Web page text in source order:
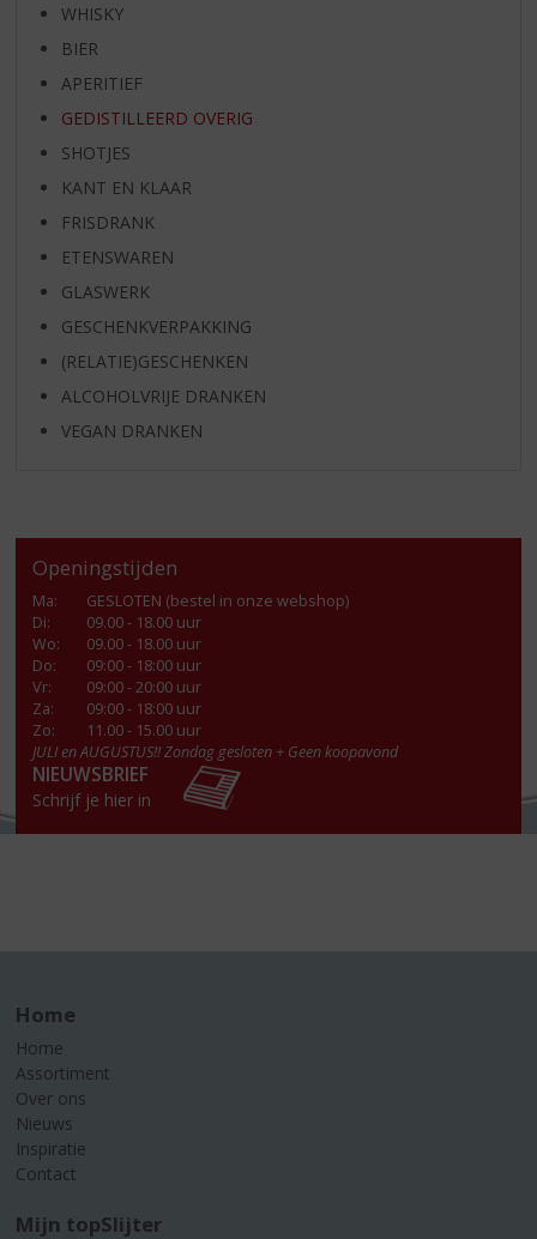
WHISKY
BIER
APERITIEF
GEDISTILLEERD OVERIG
SHOTJES
KANT EN KLAAR
FRISDRANK
ETENSWAREN
GLASWERK
GESCHENKVERPAKKING
(RELATIE)GESCHENKEN
ALCOHOLVRIJE DRANKEN
VEGAN DRANKEN
Openingstijden
Ma:
GESLOTEN (bestel in onze webshop)
Di:
09.00 - 18.00 uur
Wo:
09.00 - 18.00 uur
Do:
09:00 - 18:00 uur
Vr:
09:00 - 20:00 uur
Za:
09:00 - 18:00 uur
Zo:
11.00 - 15.00 uur
JULI en AUGUSTUS!! Zondag gesloten + Geen koopavond
NIEUWSBRIEF
Schrijf je hier in
Home
Home
Assortiment
Over ons
Nieuws
Inspiratie
Contact
Mijn topSlijter